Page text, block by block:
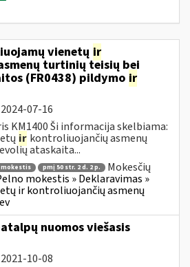
vienetų ir
turtinių teisių bei
(FR0438) pildymo ir
2024-07-16
KM1400 Ši informacija skelbiama:
ir kontroliuojančių asmenų
ataskaita...
pmį 50 str. 2 d. 2 p.
Mokesčių
mokestis » Deklaravimas »
ir kontroliuojančių asmenų
nuomos viešasis
2021-10-08